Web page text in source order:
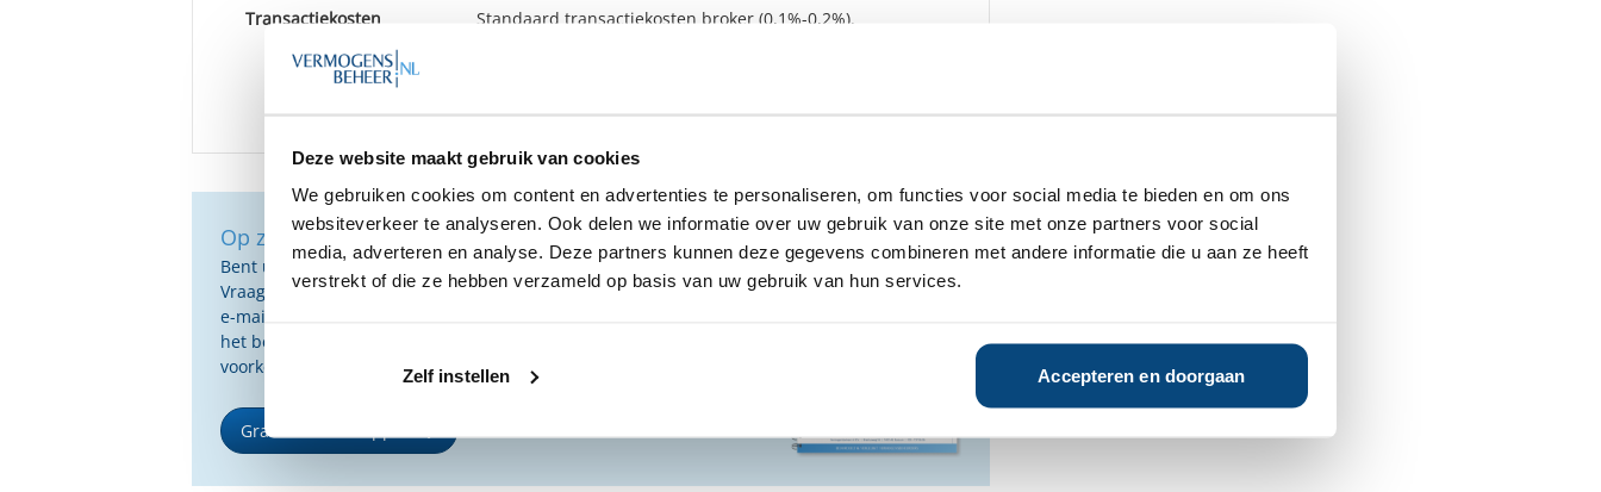
Deze website maakt gebruik van cookies
We gebruiken cookies om content en advertenties te personaliseren, om functies voor social media te bieden en om ons
websiteverkeer te analyseren. Ook delen we informatie over uw gebruik van onze site met onze partners voor social
media, adverteren en analyse. Deze partners kunnen deze gegevens combineren met andere informatie die u aan ze heeft
verstrekt of die ze hebben verzameld op basis van uw gebruik van hun services.
Zelf instellen Accepteren en doorgaan
Transactiekosten Standaard transactiekosten broker (0,1%-0,2%).
Bewaarloon
Op zoek naar de beste vermogensbeheerder?
Bent u op zoek naar de voor u beste vermogensbeheerder?
Vraag dan gratis en geheel vrijblijvend een SelectieRapport aan. Per
e-mail ontvangt u een selectie van goede vermogensbeheerders die
het beste passen bij uw persoonlijke situatie, wensen en
voorkeuren.
Gratis Selectierapport